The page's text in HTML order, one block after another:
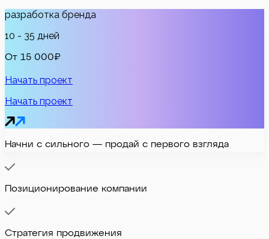
разработка бренда
10 - 35 дней
От 15 000₽
Начать проект
Начать проект
Начни с сильного — продай с первого взгляда
Позиционирование компании
Стратегия продвижения